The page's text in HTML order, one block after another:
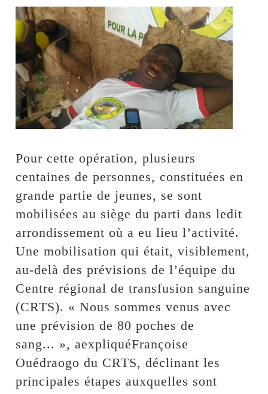
Pour cette opération, plusieurs
centaines de personnes, constituées en
grande partie de jeunes, se sont
mobilisées au siège du parti dans ledit
arrondissement où a eu lieu l’activité.
Une mobilisation qui était, visiblement,
au-delà des prévisions de l’équipe du
Centre régional de transfusion sanguine
(CRTS). « Nous sommes venus avec
une prévision de 80 poches de
sang... », aexpliquéFrançoise
Ouédraogo du CRTS, déclinant les
principales étapes auxquelles sont